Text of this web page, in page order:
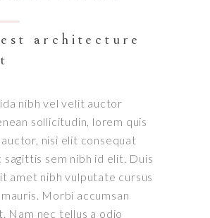
architecture
nibh vel velit auctor
sollicitudin, lorem quis
nisi elit consequat
sagittis sem nibh id elit. Duis
amet nibh vulputate cursus
Morbi accumsan
Nam nec tellus a odio